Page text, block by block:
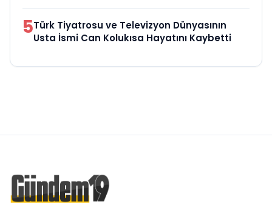
5Türk Tiyatrosu ve Televizyon Dünyasının
Usta İsmi Can Kolukısa Hayatını Kaybetti